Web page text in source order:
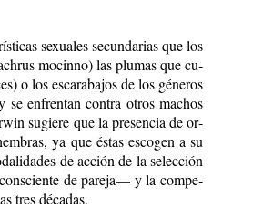
se­xua­les se­cun­da­rias que los
mo­cin­no) las plu­mas que cu­
o los es­ca­ra­ba­jos de los gé­ne­ros
se en­fren­tan con­tra otros ma­chos
su­gie­re que la pre­sen­cia de or­
ya que és­tas es­co­gen a su
de ac­ción de la se­lec­ción
de pa­re­ja— y la com­pe­
tres dé­ca­das.